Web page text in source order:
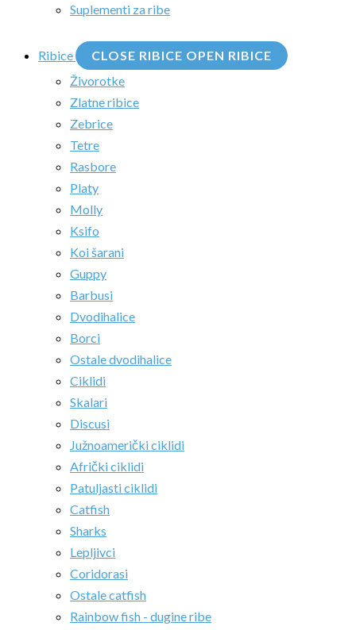
Suplementi za ribe
Ribice CLOSE RIBICE OPEN RIBICE
Živorotke
Zlatne ribice
Zebrice
Tetre
Rasbore
Platy
Molly
Ksifo
Koi šarani
Guppy
Barbusi
Dvodihalice
Borci
Ostale dvodihalice
Ciklidi
Skalari
Discusi
Južnoamerički ciklidi
Afrički ciklidi
Patuljasti ciklidi
Catfish
Sharks
Lepljivci
Coridorasi
Ostale catfish
Rainbow fish - dugine ribe